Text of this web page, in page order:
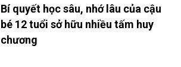
Bí quyết học sâu, nhớ lâu của cậu
bé 12 tuổi sở hữu nhiều tấm huy
chương